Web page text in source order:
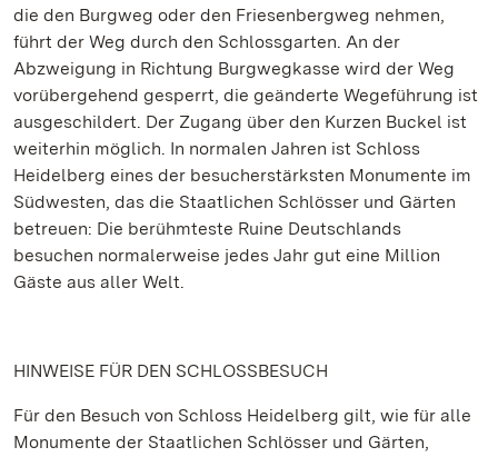
die den Burgweg oder den Friesenbergweg nehmen,
führt der Weg durch den Schlossgarten. An der
Abzweigung in Richtung Burgwegkasse wird der Weg
vorübergehend gesperrt, die geänderte Wegeführung ist
ausgeschildert. Der Zugang über den Kurzen Buckel ist
weiterhin möglich. In normalen Jahren ist Schloss
Heidelberg eines der besucherstärksten Monumente im
Südwesten, das die Staatlichen Schlösser und Gärten
betreuen: Die berühmteste Ruine Deutschlands
besuchen normalerweise jedes Jahr gut eine Million
Gäste aus aller Welt.
HINWEISE FÜR DEN SCHLOSSBESUCH
Für den Besuch von Schloss Heidelberg gilt, wie für alle
Monumente der Staatlichen Schlösser und Gärten,